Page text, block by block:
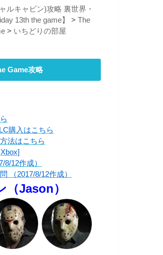
ルキャビン)攻略 裏世界・
13th the game】
> The
> いちどりの部屋
Game攻略
購入はこちら
法はこちら
8/12作成）
（2017/8/12作成）
（Jason）